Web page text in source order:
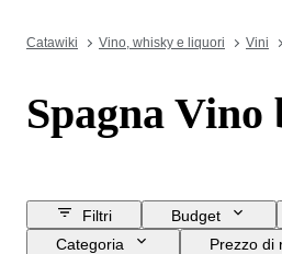
Catawiki Vino, whisky e liquori Vini
Spagna Vino
Filtri Budget
Categoria
Prezzo di